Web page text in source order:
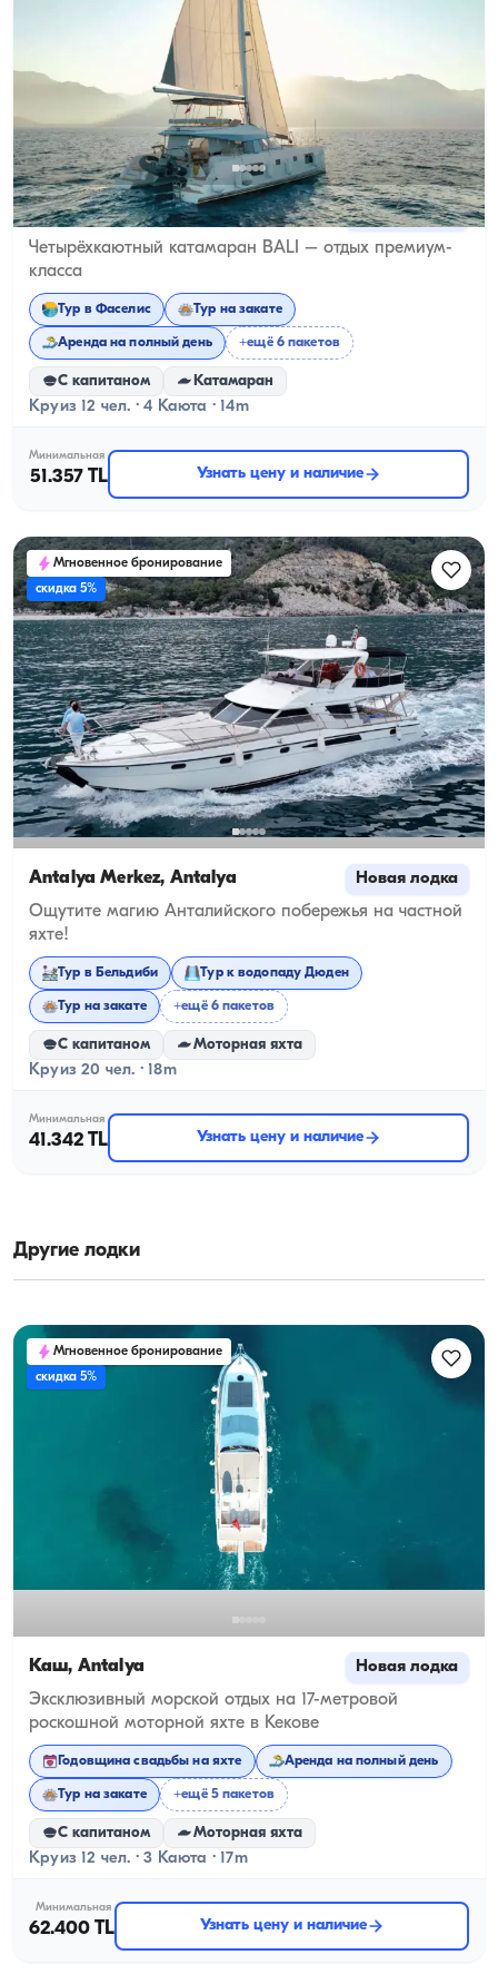
Кемере, Antalya Новая лодка
Четырёхкаютный катамаран BALI – отдых премиум-
класса
Тур в Фаселис Тур на закате
Аренда на полный день +ещё 6 пакетов
С капитаном Катамаран
Круиз 12 чел. · 4 Каюта · 14m
Минимальная
51.357 TL Узнать цену и наличие
Мгновенное бронирование
скидка 5%
Antalya Merkez, Antalya Новая лодка
Ощутите магию Анталийского побережья на частной
яхте!
Тур в Бельдиби Тур к водопаду Дюден
Тур на закате +ещё 6 пакетов
С капитаном Моторная яхта
Круиз 20 чел. · 18m
Минимальная
41.342 TL Узнать цену и наличие
Другие лодки
Мгновенное бронирование
скидка 5%
Каш, Antalya Новая лодка
Эксклюзивный морской отдых на 17-метровой
роскошной моторной яхте в Кекове
Годовщина свадьбы на яхте Аренда на полный день
Тур на закате +ещё 5 пакетов
С капитаном Моторная яхта
Круиз 12 чел. · 3 Каюта · 17m
Минимальная
62.400 TL Узнать цену и наличие